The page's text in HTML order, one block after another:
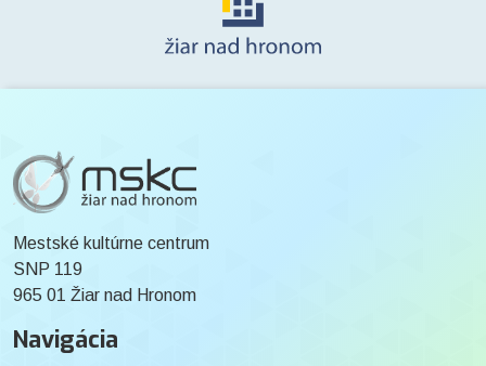
Mestské kultúrne centrum
SNP 119
965 01 Žiar nad Hronom
Navigácia